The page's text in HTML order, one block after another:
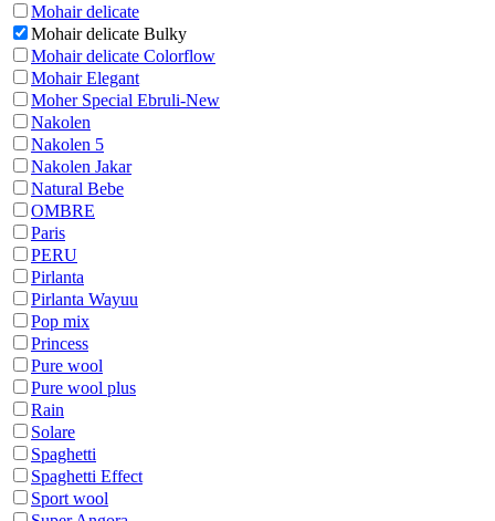
Mohair delicate
Mohair delicate Bulky
Mohair delicate Colorflow
Mohair Elegant
Moher Special Ebruli-New
Nakolen
Nakolen 5
Nakolen Jakar
Natural Bebe
OMBRE
Paris
PERU
Pirlanta
Pirlanta Wayuu
Pop mix
Princess
Pure wool
Pure wool plus
Rain
Solare
Spaghetti
Spaghetti Effect
Sport wool